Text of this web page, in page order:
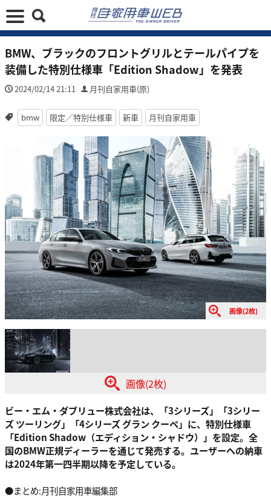
BMW、ブラックのフロントグリルとテールパイプを
装備した特別仕様車「Edition Shadow」を発表
2024/02/14 21:11 月刊自家用車(原)
bmw 限定／特別仕様車 新車 月刊自家用車
画像(2枚)
画像(2枚)
ビー・エム・ダブリュー株式会社は、「3シリーズ」「3シリー
ズ ツーリング」「4シリーズ グラン クーペ」に、特別仕様車
「Edition Shadow（エディション・シャドウ）」を設定。全
国のBMW正規ディーラーを通じて発売する。ユーザーへの納車
は2024年第一四半期以降を予定している。
●まとめ:月刊自家用車編集部